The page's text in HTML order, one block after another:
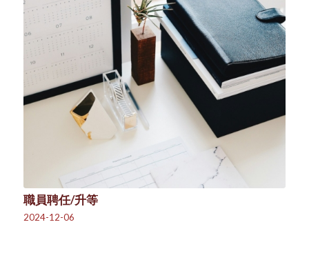
職員聘任/升等
2024-12-06